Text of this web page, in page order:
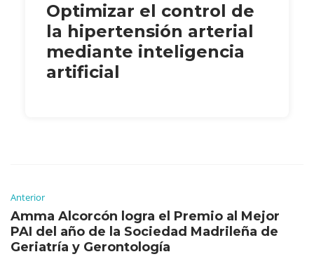
Optimizar el control de
la hipertensión arterial
mediante inteligencia
artificial
Anterior
Amma Alcorcón logra el Premio al Mejor
PAI del año de la Sociedad Madrileña de
Geriatría y Gerontología